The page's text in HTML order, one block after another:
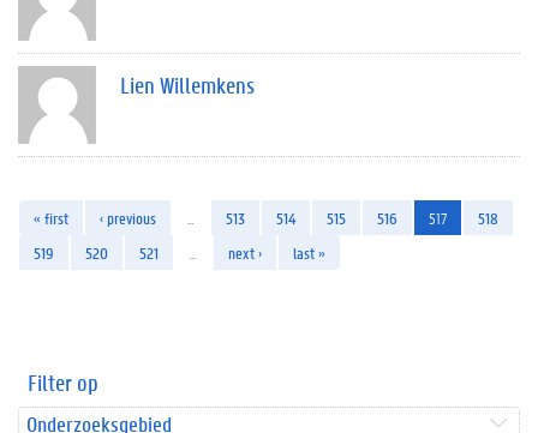
Lien Willemkens
« first ‹ previous 513 514 515 516 517
518
519
520 521 next › last »
Filter op
Onderzoeksgebied